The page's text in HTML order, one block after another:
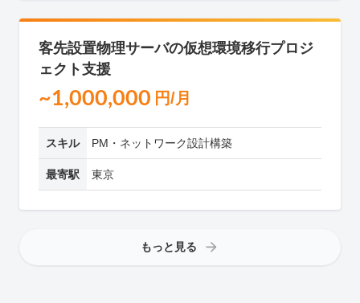
客先設置物理サーバの仮想環境移行プロジ
ェクト支援
~1,000,000 円/月
スキル PM・ネットワーク設計構築
最寄駅 東京
もっと見る